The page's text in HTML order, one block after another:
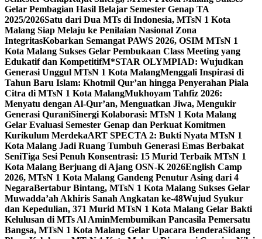
Gelar Pembagian Hasil Belajar Semester Genap TA
2025/2026Satu dari Dua MTs di Indonesia, MTsN 1 Kota
Malang Siap Melaju ke Penilaian Nasional Zona
IntegritasKobarkan Semangat PAWS 2026, OSIM MTsN 1
Kota Malang Sukses Gelar Pembukaan Class Meeting yang
Edukatif dan KompetitifM*STAR OLYMPIAD: Wujudkan
Generasi Unggul MTsN 1 Kota MalangMenggali Inspirasi di
Tahun Baru Islam: Khotmil Qur’an hingga Penyerahan Piala
Citra di MTsN 1 Kota MalangMukhoyam Tahfiz 2026:
Menyatu dengan Al-Qur’an, Menguatkan Jiwa, Mengukir
Generasi QuraniSinergi Kolaborasi: MTsN 1 Kota Malang
Gelar Evaluasi Semester Genap dan Perkuat Komitmen
Kurikulum MerdekaART SPECTA 2: Bukti Nyata MTsN 1
Kota Malang Jadi Ruang Tumbuh Generasi Emas Berbakat
SeniTiga Sesi Penuh Konsentrasi: 15 Murid Terbaik MTsN 1
Kota Malang Berjuang di Ajang OSN-K 2026English Camp
2026, MTsN 1 Kota Malang Gandeng Penutur Asing dari 4
NegaraBertabur Bintang, MTsN 1 Kota Malang Sukses Gelar
Muwadda’ah Akhiris Sanah Angkatan ke-48Wujud Syukur
dan Kepedulian, 371 Murid MTsN 1 Kota Malang Gelar Bakti
Kelulusan di MTs Al AminMembumikan Pancasila Pemersatu
Bangsa, MTsN 1 Kota Malang Gelar Upacara BenderaSidang